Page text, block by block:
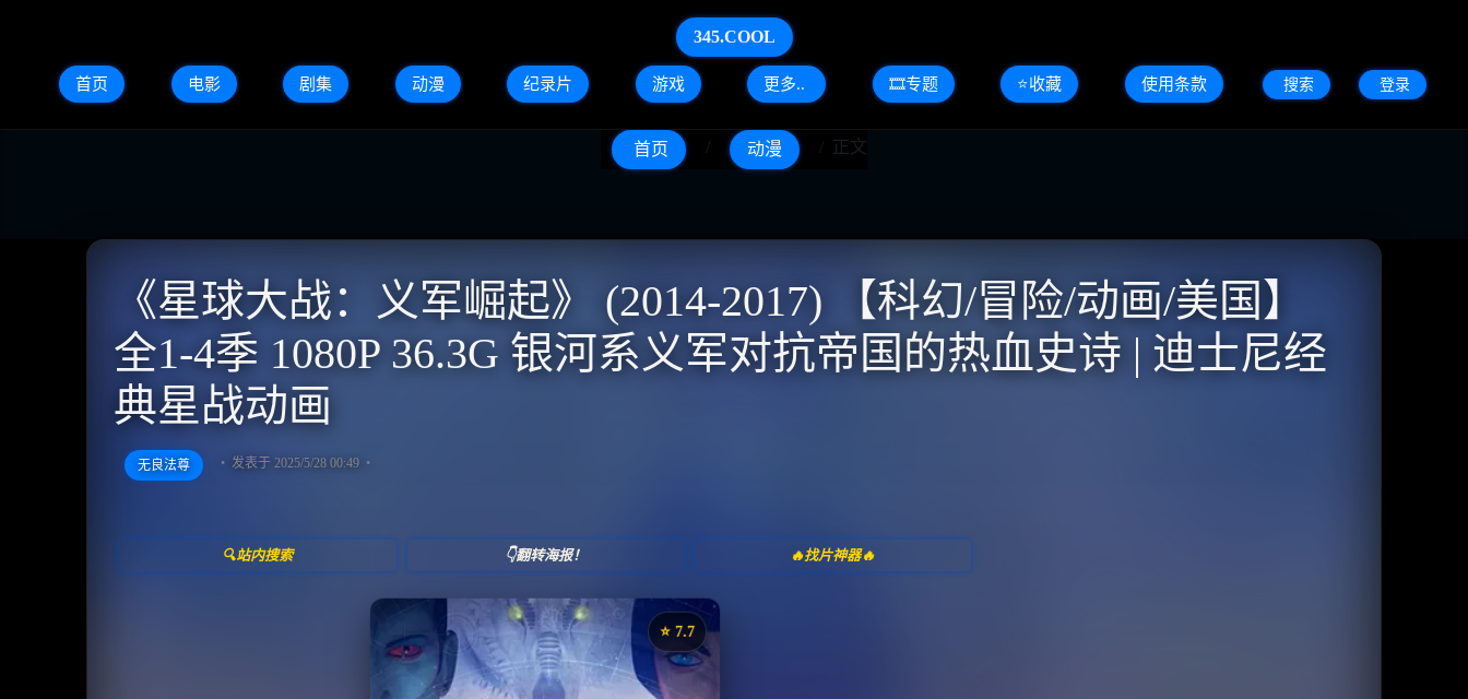
345.COOL
首页 电影 剧集 动漫 纪录片 游戏 更多.. 🎞️专题 ⭐️收藏 使用条款 搜索 登录
首页 动漫 正文
《星球大战：义军崛起》 (2014-2017) 【科幻/冒险/动画/美国】
全1-4季 1080P 36.3G 银河系义军对抗帝国的热血史诗 | 迪士尼经
典星战动画
无良法尊 发表于 2025/5/28 00:49
🔍站内搜索 👇翻转海报！ 🔥找片神器🔥
⭐️ 7.7
《星球大战：义军崛起》
收藏
⭐️ 评分：7.7 | 🎬 2014年